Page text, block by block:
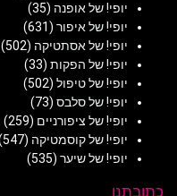
יופי! של אופנה (35)
יופי! של איפור (631)
יופי! של אסתטיקה (502)
יופי! של הפקות (33)
יופי! של טיפול (502)
יופי! של סלבס (73)
יופי! של ציפורניים (259)
יופי! של קוסמטיקה (547)
יופי! של שיער (535)
כתובתנו